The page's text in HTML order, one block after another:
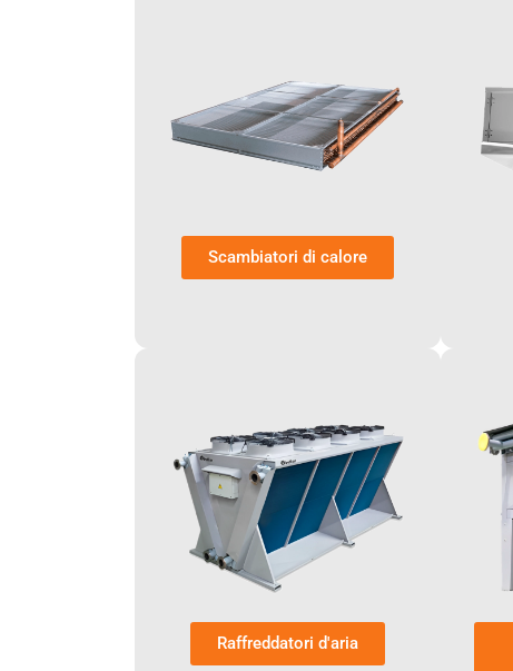
Scambiatori di calore
Raffreddatori d'aria